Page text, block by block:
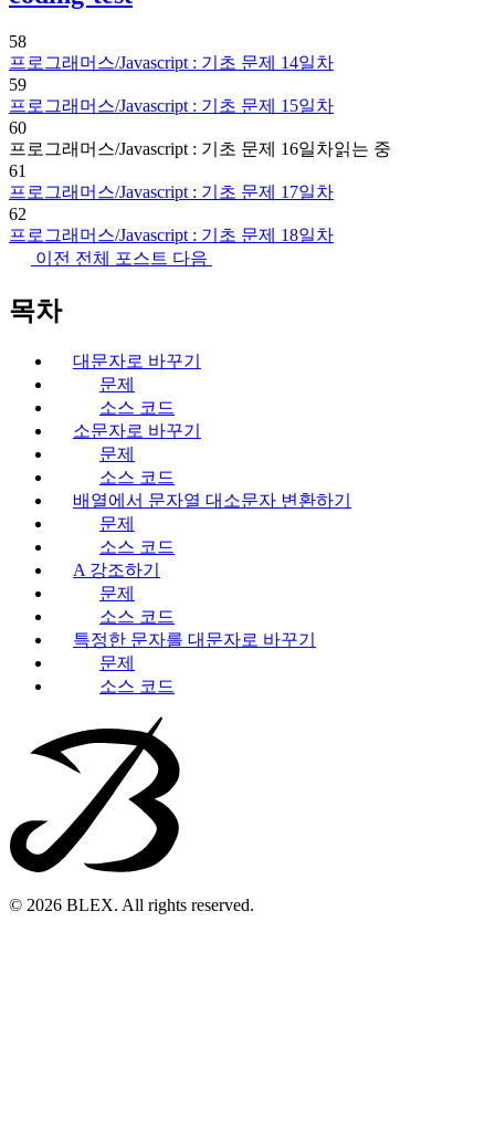
58
프로그래머스/Javascript : 기초 문제 14일차
59
프로그래머스/Javascript : 기초 문제 15일차
60
프로그래머스/Javascript : 기초 문제 16일차읽는 중
61
프로그래머스/Javascript : 기초 문제 17일차
62
프로그래머스/Javascript : 기초 문제 18일차
이전 전체 포스트 다음
목차
대문자로 바꾸기
문제
소스 코드
소문자로 바꾸기
문제
소스 코드
배열에서 문자열 대소문자 변환하기
문제
소스 코드
A 강조하기
문제
소스 코드
특정한 문자를 대문자로 바꾸기
문제
소스 코드
© 2026 BLEX. All rights reserved.